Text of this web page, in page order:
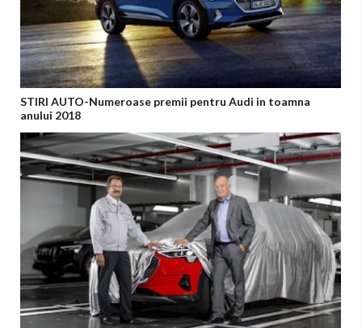
STIRI AUTO-Numeroase premii pentru Audi in toamna
anului 2018